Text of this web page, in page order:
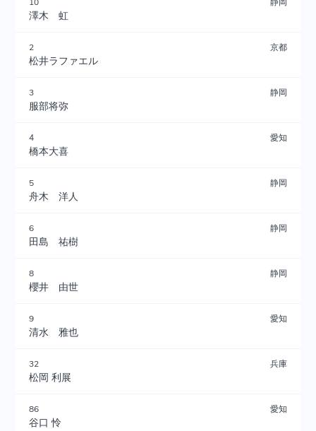
澤木 虹
2 京都
松井ラファエル
3 静岡
服部将弥
4 愛知
橋本大喜
5 静岡
舟木 洋人
6 静岡
田島 祐樹
8 静岡
櫻井 由世
9 愛知
清水 雅也
32 兵庫
松岡 利展
86 愛知
谷口 怜